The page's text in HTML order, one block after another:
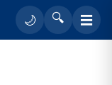
🌙 🔍 ☰